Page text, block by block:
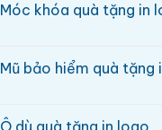
Móc khóa quà tặng in
Mũ bảo hiểm quà tặng